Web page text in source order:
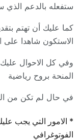
ستفعله بالدعم الذي
كما عليك أن تهتم
الاستكون شاهدا على
وفي كل الاحوال
المنحة بروح رياضية
في حال لم تكن من
* الامور التي يجب
الفوتوغرافي